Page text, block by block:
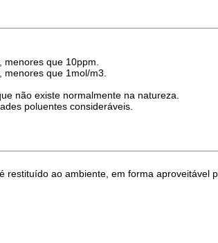
menores que 10ppm.
menores que 1mol/m3.
não existe normalmente na natureza.
poluentes consideráveis.
ao ambiente, em forma aproveitável